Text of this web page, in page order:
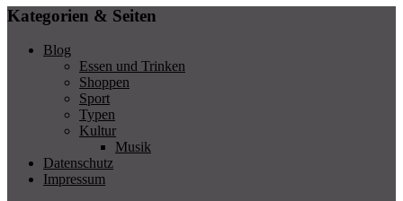
Kategorien & Seiten
Blog
Essen und Trinken
Shoppen
Sport
Typen
Kultur
Musik
Datenschutz
Impressum